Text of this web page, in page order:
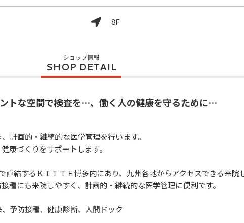
8F
ショップ情報
トな空間で検査を…、働く人の健康を守るために…
計画的・継続的な医学管理を行います。
康づくりをサポートします。
結するＫＩＴＴＥ博多内にあり、九州各地からアクセスできる来院
種にも来院しやすく、計画的・継続的な医学管理に便利です。
予防接種、健康診断、人間ドック